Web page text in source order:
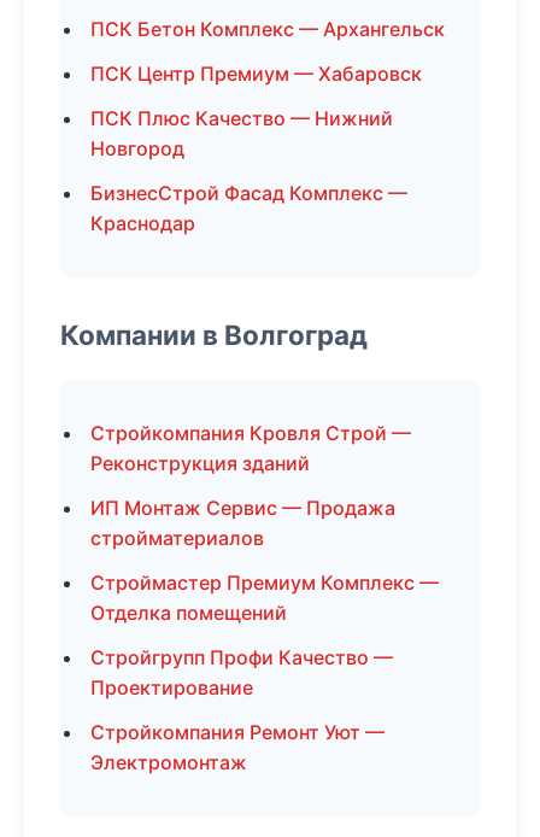
ПСК Бетон Комплекс — Архангельск
ПСК Центр Премиум — Хабаровск
ПСК Плюс Качество — Нижний
Новгород
БизнесСтрой Фасад Комплекс —
Краснодар
Компании в Волгоград
Стройкомпания Кровля Строй —
Реконструкция зданий
ИП Монтаж Сервис — Продажа
стройматериалов
Строймастер Премиум Комплекс —
Отделка помещений
Стройгрупп Профи Качество —
Проектирование
Стройкомпания Ремонт Уют —
Электромонтаж